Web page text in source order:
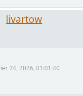
livartow
24, 2026, 01:01:40